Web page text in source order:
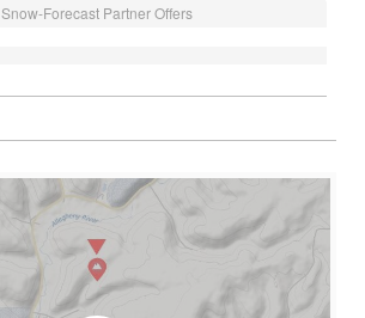
Snow-Forecast Partner Offers